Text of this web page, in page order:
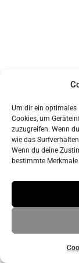
Um dir ein optimales
Cookies, um
zuzugreifen. Wenn
wie das
Wenn du deine
bestimmte
© 2026 ahrens